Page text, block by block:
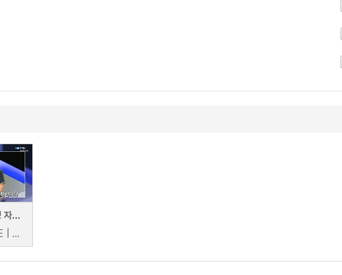
영상계의 포토샵! 자막편집기 개발자, 서영화
YTN SCIENCE | YTN SCIENCE